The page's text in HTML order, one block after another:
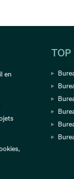
en
,
TOP